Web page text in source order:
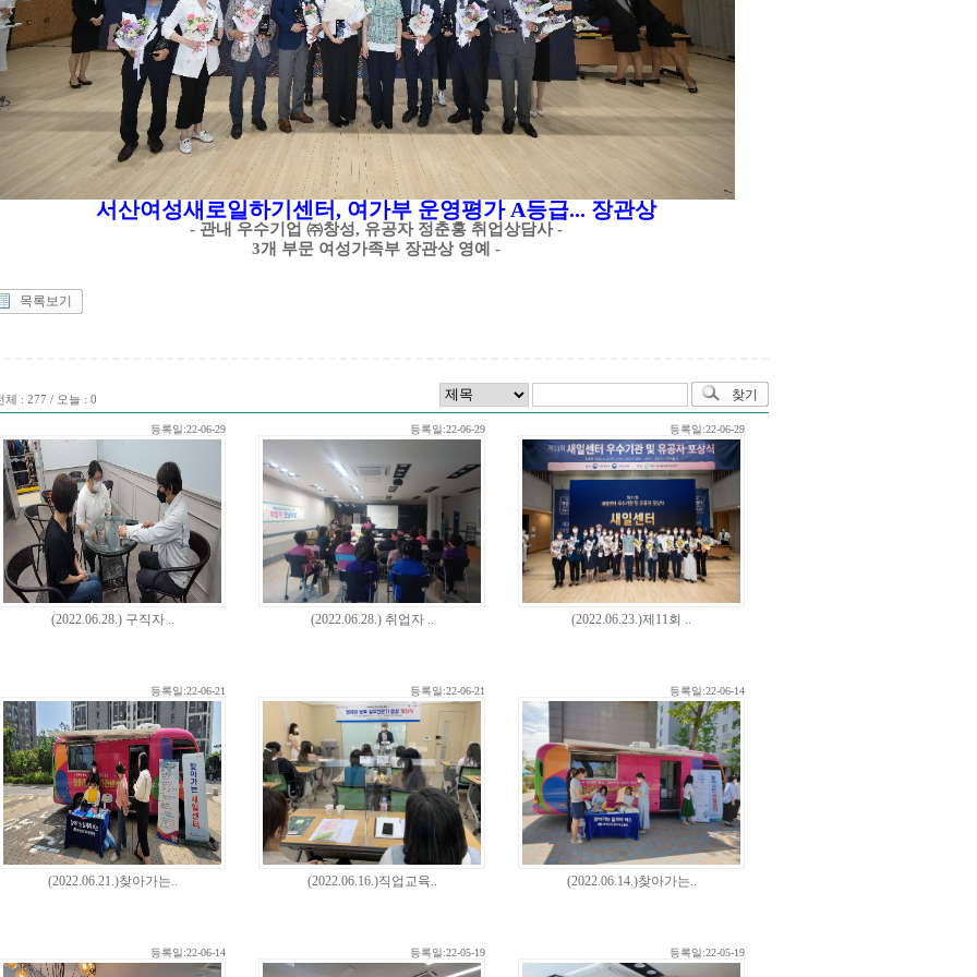
서산여성새로일하기센터, 여가부 운영평가 A등급... 장관상
- 관내 우수기업 ㈜창성, 유공자 정춘홍 취업상담사-
3개 부문 여성가족부 장관상 영예 -
목록보기
체 : 277 / 오늘 : 0
등록일:22-06-29
(2022.06.28.) 구직자 ..
등록일:22-06-29
(2022.06.28.) 취업자 ..
등록일:22-06-29
(2022.06.23.)제11회 ..
등록일:22-06-21
(2022.06.21.)찾아가는..
등록일:22-06-21
(2022.06.16.)직업교육..
등록일:22-06-14
(2022.06.14.)찾아가는..
등록일:22-06-14 등록일:22-05-19 등록일:22-05-19